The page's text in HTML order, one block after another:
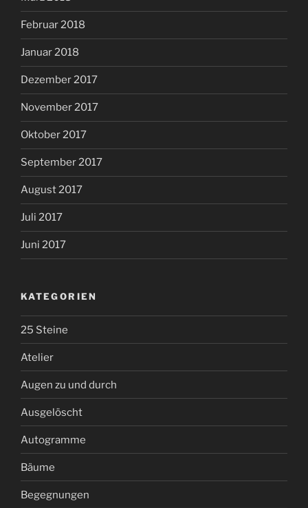
Februar 2018
Januar 2018
Dezember 2017
November 2017
Oktober 2017
September 2017
August 2017
Juli 2017
Juni 2017
KATEGORIEN
25 Steine
Atelier
Augen zu und durch
Ausgelöscht
Autogramme
Bäume
Begegnungen